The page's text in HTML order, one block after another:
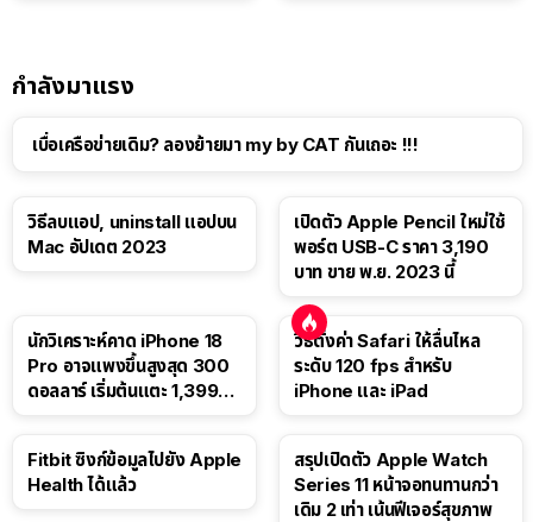
กำลังมาแรง
เบื่อเครือข่ายเดิม? ลองย้ายมา my by CAT กันเถอะ !!!
วิธีลบแอป, uninstall แอปบน
Mac อัปเดต 2023
เปิดตัว Apple Pencil ใหม่ใช้
พอร์ต USB-C ราคา 3,190
บาท ขาย พ.ย. 2023 นี้
นักวิเคราะห์คาด iPhone 18
Pro อาจแพงขึ้นสูงสุด 300
ดอลลาร์ เริ่มต้นแตะ 1,399
วิธีตั้งค่า Safari ให้ลื่นไหล
ระดับ 120 fps สำหรับ
iPhone และ iPad
Fitbit ซิงก์ข้อมูลไปยัง Apple
Health ได้แล้ว
สรุปเปิดตัว Apple Watch
Series 11 หน้าจอทนทานกว่า
เดิม 2 เท่า เน้นฟีเจอร์สุขภาพ